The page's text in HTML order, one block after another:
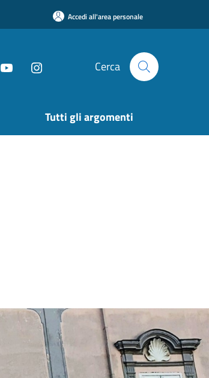
Accedi all'area personale
Cerca
Tutti gli argomenti